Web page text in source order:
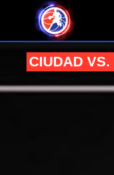
CIUDAD VS.